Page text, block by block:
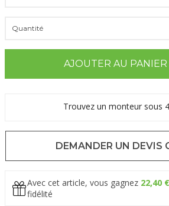
Quantité
AJOUTER AU PANIER
Trouvez un monteur sous
DEMANDER UN DEVIS
Avec cet article, vous gagnez 22,40 €
fidélité